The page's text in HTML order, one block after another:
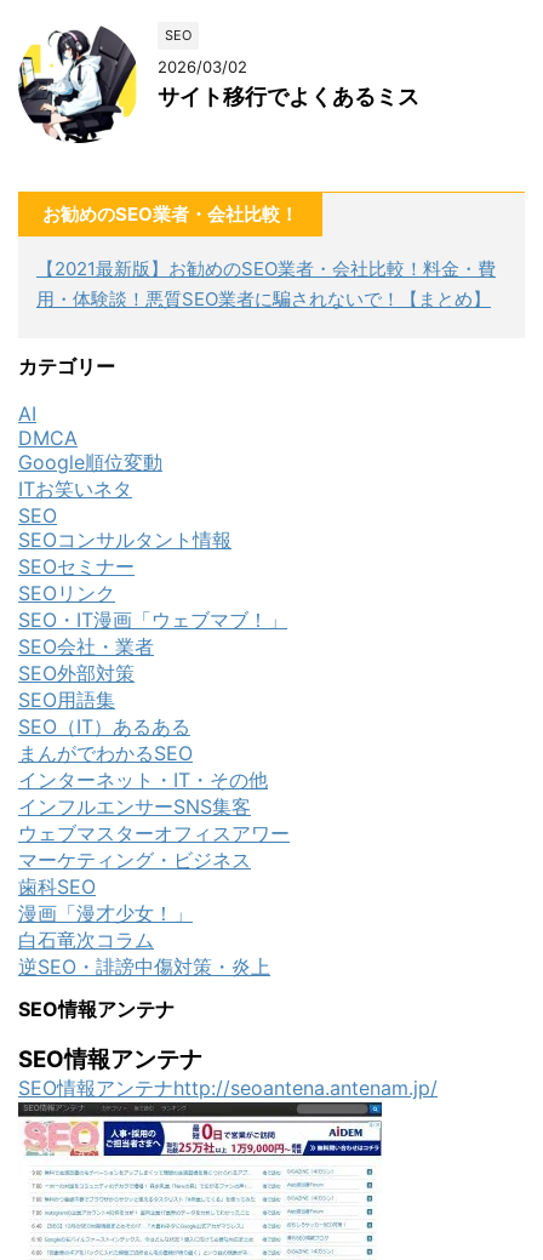
SEO
2026/03/02
サイト移行でよくあるミス
お勧めのSEO業者・会社比較！
【2021最新版】お勧めのSEO業者・会社比較！料金・費
用・体験談！悪質SEO業者に騙されないで！【まとめ】
カテゴリー
AI
DMCA
Google順位変動
ITお笑いネタ
SEO
SEOコンサルタント情報
SEOセミナー
SEOリンク
SEO・IT漫画「ウェブマブ！」
SEO会社・業者
SEO外部対策
SEO用語集
SEO（IT）あるある
まんがでわかるSEO
インターネット・IT・その他
インフルエンサーSNS集客
ウェブマスターオフィスアワー
マーケティング・ビジネス
歯科SEO
漫画「漫才少女！」
白石竜次コラム
逆SEO・誹謗中傷対策・炎上
SEO情報アンテナ
SEO情報アンテナ
SEO情報アンテナhttp://seoantena.antenam.jp/